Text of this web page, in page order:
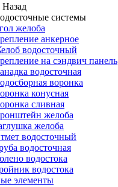
Назад
системы
желоба
анкерное
водосточный
на сэндвич панель
водосточная
воронка
конусная
сливная
желоба
желоба
водосточный
водосточная
водостока
водостока
элементы